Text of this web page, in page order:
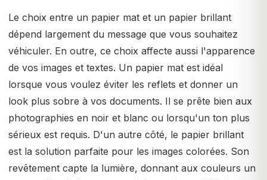
Le choix entre un papier mat et un papier brillant
dépend largement du message que vous souhaitez
véhiculer. En outre, ce choix affecte aussi l'apparence
de vos images et textes. Un papier mat est idéal
lorsque vous voulez éviter les reflets et donner un
look plus sobre à vos documents. Il se prête bien aux
photographies en noir et blanc ou lorsqu'un ton plus
sérieux est requis. D'un autre côté, le papier brillant
est la solution parfaite pour les images colorées. Son
revêtement capte la lumière, donnant aux couleurs un